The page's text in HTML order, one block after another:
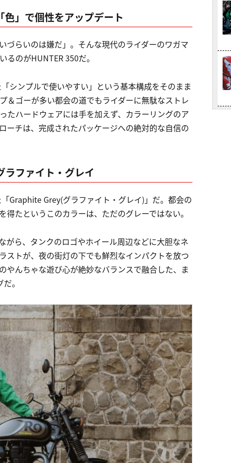
」で個性をアップデート
づらいのは嫌だ」。そんな現代のライダーのワガマ
のがHUNTER 350だ。
シンプルで使いやすい」という基本構成をそのまま
＆ゴーが多い都会の道でもライダーに無駄なストレ
たハードウェアには手を加えず、カラーリングのア
ーチは、完成されたパッケージへの絶対的な自信の
ラファイト・グレイ
Graphite Grey(グラファイト・グレイ)」だ。都会の
たというこのカラーは、ただのグレーではない。
がら、タンクのロゴやホイール周辺などに大胆なネ
ストが、夜の街灯の下でも鮮烈なインパクトを放つ
やんちゃな遊び心が絶妙なバランスで融合した、ま
。